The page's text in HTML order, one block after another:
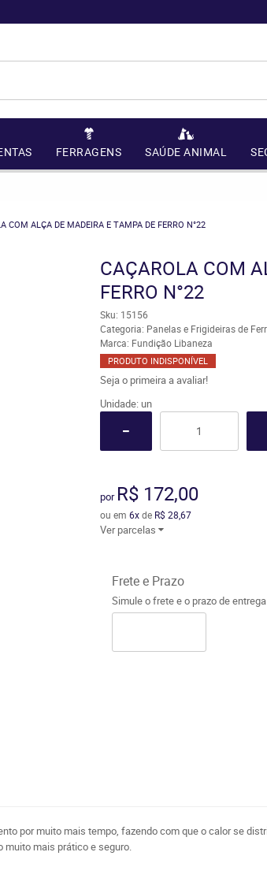
FERRAGENS SAÚDE ANIMAL
COM ALÇA DE MADEIRA E TAMPA DE FERRO N°22
CAÇAROLA COM
FERRO N°22
Sku: 15156
Categoria: Panelas e Frigideiras de
Marca: Fundição Libaneza
PRODUTO INDISPONÍVEL
Seja o primeira a avaliar!
Unidade: un
por R$ 172,00
ou em 6xde R$ 28,67
Ver parcelas
Frete e Prazo
Simule o frete e o prazo de
por muito mais tempo, fazendo com que o calor se
muito mais prático e seguro.